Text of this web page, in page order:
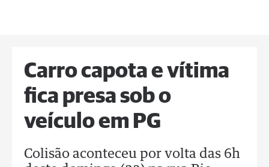
Carro capota e vítima
fica presa sob o
veículo em PG
Colisão aconteceu por volta das 6h